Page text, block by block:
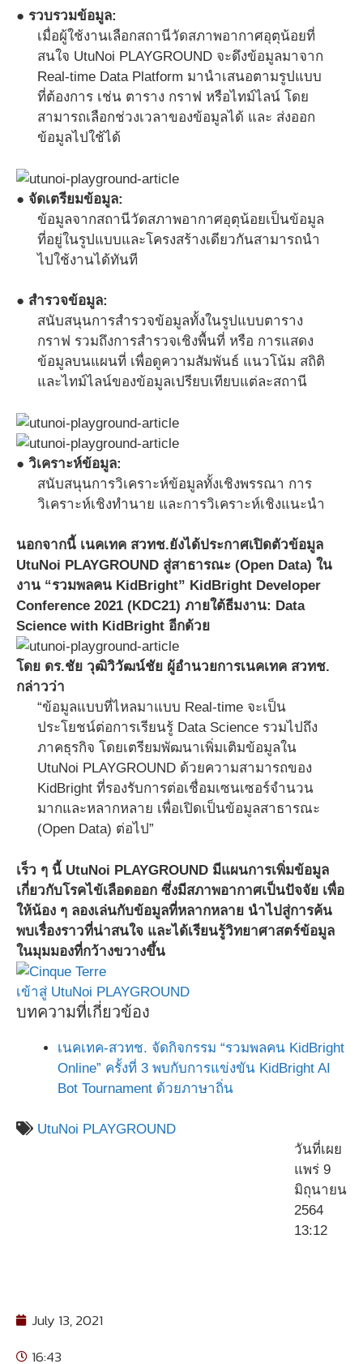
● รวบรวมข้อมูล:
เมื่อผู้ใช้งานเลือกสถานีวัดสภาพอากาศอุตุน้อยที่
สนใจ UtuNoi PLAYGROUND จะดึงข้อมูลมาจาก
Real-time Data Platform มานำเสนอตามรูปแบบ
ที่ต้องการ เช่น ตาราง กราฟ หรือไทม์ไลน์ โดย
สามารถเลือกช่วงเวลาของข้อมูลได้ และ ส่งออก
ข้อมูลไปใช้ได้
● จัดเตรียมข้อมูล:
ข้อมูลจากสถานีวัดสภาพอากาศอุตุน้อยเป็นข้อมูล
ที่อยู่ในรูปแบบและโครงสร้างเดียวกันสามารถนำ
ไปใช้งานได้ทันที
● สำรวจข้อมูล:
สนับสนุนการสำรวจข้อมูลทั้งในรูปแบบตาราง
กราฟ รวมถึงการสำรวจเชิงพื้นที่ หรือ การแสดง
ข้อมูลบนแผนที่ เพื่อดูความสัมพันธ์ แนวโน้ม สถิติ
และไทม์ไลน์ของข้อมูลเปรียบเทียบแต่ละสถานี
● วิเคราะห์ข้อมูล:
สนับสนุนการวิเคราะห์ข้อมูลทั้งเชิงพรรณา การ
วิเคราะห์เชิงทำนาย และการวิเคราะห์เชิงแนะนำ
นอกจากนี้ เนคเทค สวทช.ยังได้ประกาศเปิดตัวข้อมูล
UtuNoi PLAYGROUND สู่สาธารณะ (Open Data) ใน
งาน “รวมพลคน KidBright” KidBright Developer
Conference 2021 (KDC21) ภายใต้ธีมงาน: Data
Science with KidBright อีกด้วย
โดย ดร.ชัย วุฒิวิวัฒน์ชัย ผู้อำนวยการเนคเทค สวทช.
กล่าวว่า
“ข้อมูลแบบที่ไหลมาแบบ Real-time จะเป็น
ประโยชน์ต่อการเรียนรู้ Data Science รวมไปถึง
ภาคธุรกิจ โดยเตรียมพัฒนาเพิ่มเติมข้อมูลใน
UtuNoi PLAYGROUND ด้วยความสามารถของ
KidBright ที่รองรับการต่อเชื่อมเซนเซอร์จำนวน
มากและหลากหลาย เพื่อเปิดเป็นข้อมูลสาธารณะ
(Open Data) ต่อไป”
เร็ว ๆ นี้ UtuNoi PLAYGROUND มีแผนการเพิ่มข้อมูล
เกี่ยวกับโรคไข้เลือดออก ซึ่งมีสภาพอากาศเป็นปัจจัย เพื่อ
ให้น้อง ๆ ลองเล่นกับข้อมูลที่หลากหลาย นำไปสู่การค้น
พบเรื่องราวที่น่าสนใจ และได้เรียนรู้วิทยาศาสตร์ข้อมูล
ในมุมมองที่กว้างขวางขึ้น
เข้าสู่ UtuNoi PLAYGROUND
บทความที่เกี่ยวข้อง
เนคเทค-สวทช. จัดกิจกรรม “รวมพลคน KidBright
Online” ครั้งที่ 3 พบกับการแข่งขัน KidBright AI
Bot Tournament ด้วยภาษาถิ่น
UtuNoi PLAYGROUND
วันที่เผย
แพร่ 9
มิถุนายน
2564
13:12
July 13, 2021
16:43